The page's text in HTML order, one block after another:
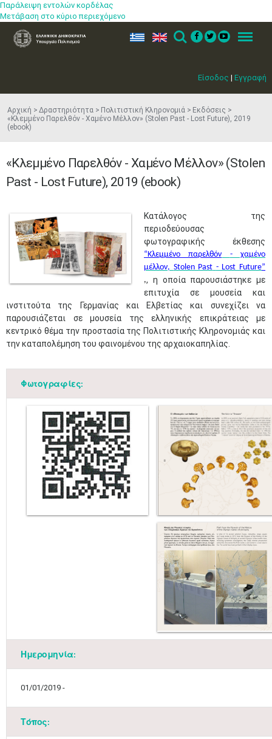
Παράλειψη εντολών κορδέλας
Μετάβαση στο κύριο περιεχόμενο
Είσοδος | Εγγραφή
ελ en Search Menu
Αρχική Δραστηριότητα Πολιτιστική Κληρονομιά
Εκδόσεις
«Κλεμμένο Παρελθόν - Χαμένο Μέλλον» (Stolen Past - Lost Future), 2019
(ebook)
«Κλεμμένο Παρελθόν - Χαμένο Μέλλον» (Stolen
Past - Lost Future), 2019 (ebook)
​Κατάλογος της
περιοδεύουσας
φωτογραφικής έκθεσης
“Κλεμμένο παρελθόν
- χαμένο
μέλλον, Stolen Past - Lost Future”
,, η οποία παρουσιάστηκε με
επιτυχία σε μουσεία και
ινστιτούτα της Γερμανίας και Ελβετίας και συνεχίζει να
παρουσιάζεται σε μουσεία της ελληνικής επικράτειας με
κεντρικό θέμα την προστασία της Πολιτιστικής Κληρονομιάς και
την καταπολέμηση του φαινομένου της αρχαιοκαπηλίας.
Φωτογραφίες:
Ημερομηνία:
01/01/2019 -
Τόπος: